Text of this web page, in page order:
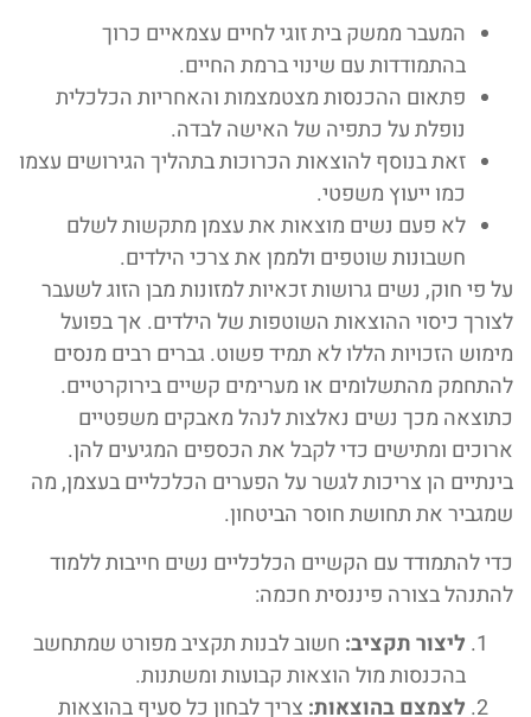
המעבר ממשק בית זוגי לחיים עצמאיים כרוך
בהתמודדות עם שינוי ברמת החיים.
פתאום ההכנסות מצטמצמות והאחריות הכלכלית
נופלת על כתפיה של האישה לבדה.
זאת בנוסף להוצאות הכרוכות בתהליך הגירושים עצמו
כמו ייעוץ משפטי.
לא פעם נשים מוצאות את עצמן מתקשות לשלם
חשבונות שוטפים ולממן את צרכי הילדים.
על פי חוק, נשים גרושות זכאיות למזונות מבן הזוג לשעבר
לצורך כיסוי ההוצאות השוטפות של הילדים. אך בפועל
מימוש הזכויות הללו לא תמיד פשוט. גברים רבים מנסים
להתחמק מהתשלומים או מערימים קשיים בירוקרטיים.
כתוצאה מכך נשים נאלצות לנהל מאבקים משפטיים
ארוכים ומתישים כדי לקבל את הכספים המגיעים להן.
בינתיים הן צריכות לגשר על הפערים הכלכליים בעצמן, מה
שמגביר את תחושת חוסר הביטחון.
כדי להתמודד עם הקשיים הכלכליים נשים חייבות ללמוד
להתנהל בצורה פיננסית חכמה:
ליצור תקציב: חשוב לבנות תקציב מפורט שמתחשב
בהכנסות מול הוצאות קבועות ומשתנות.
לצמצם בהוצאות: צריך לבחון כל סעיף בהוצאות